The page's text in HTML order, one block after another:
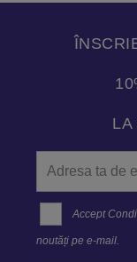
LA
Accept
noutăți pe e-mail.